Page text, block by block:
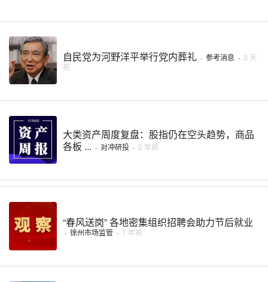
自民党为河野洋平举行党内葬礼 · 参考消息 · 3 天
前
大类资产周度复盘：股指仍在空头趋势，商品
各板 ... · 对冲研投 · 2 年前
“春风送岗” 各地密集组织招聘会助力节后就业
· 徐州市场监管 · 1 年前